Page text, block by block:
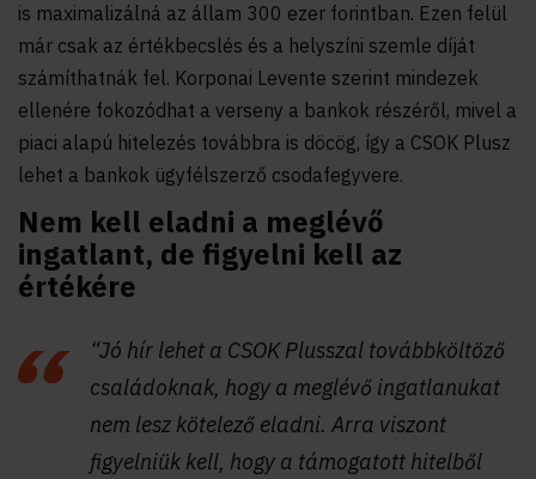
is maximalizálná az állam 300 ezer forintban. Ezen felül
már csak az értékbecslés és a helyszíni szemle díját
számíthatnák fel. Korponai Levente szerint mindezek
ellenére fokozódhat a verseny a bankok részéről, mivel a
piaci alapú hitelezés továbbra is döcög, így a CSOK Plusz
lehet a bankok ügyfélszerző csodafegyvere.
Nem kell eladni a meglévő
ingatlant, de figyelni kell az
értékére
“Jó hír lehet a CSOK Plusszal továbbköltöző
családoknak, hogy a meglévő ingatlanukat
nem lesz kötelező eladni. Arra viszont
figyelniük kell, hogy a támogatott hitelből